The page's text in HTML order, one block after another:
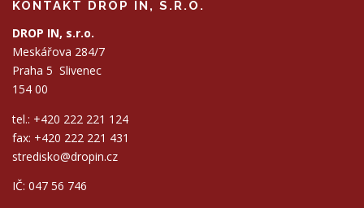
KONTAKT DROP IN, S.R.O.
DROP IN, s.r.o.
Meskářova 284/7
Praha 5 Slivenec
154 00
tel.: +420 222 221 124
fax: +420 222 221 431
stredisko@dropin.cz
IČ: 047 56 746